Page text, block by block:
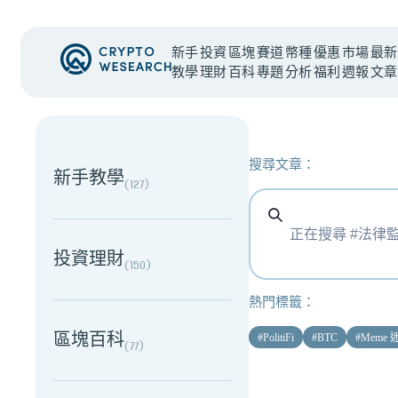
新手
教學
投資
理財
區塊
百科
賽道
專題
幣種
分析
優惠
福利
市場
週報
最新
文章
NEW EVENT
新手教學(127)
投資理財(150)
區塊百科(77)
搜尋文章：
熱門標籤：
#PolitiFi #BTC #Meme